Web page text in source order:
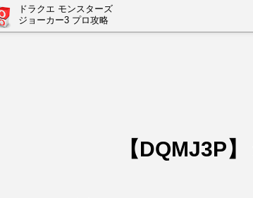
ドラクエ モンスターズ
ジョーカー3 プロ攻略
【DQMJ3P】